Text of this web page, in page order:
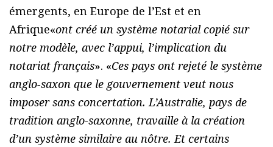
émergents, en Europe de l’Est et en
Afrique«ont créé un système notarial copié sur
notre modèle, avec l’appui, l’implication du
notariat français». «Ces pays ont rejeté le système
anglo-saxon que le gouvernement veut nous
imposer sans concertation. L’Australie, pays de
tradition anglo-saxonne, travaille à la création
d’un système similaire au nôtre. Et certains